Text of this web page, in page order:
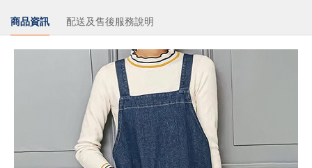
商品資訊 配送及售後服務說明